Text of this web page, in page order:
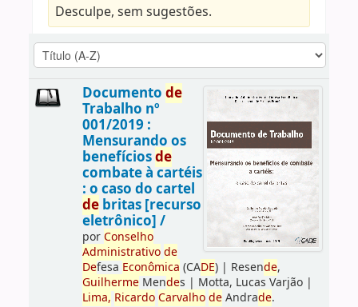
Desculpe, sem sugestões.
Documento de
Trabalho nº
001/2019 :
Mensurando os
benefíciosde
combate à cartéis
: o caso do cartel
debritas [recurso
eletrônico] /
porConselho
Administrativo de
Defesa Econômica (CADE)| Resende,
GuilhermeMendes | Motta, Lucas Varjão|
Lima, Ricardo Carvalho deAndrade.